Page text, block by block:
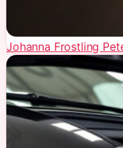
Johanna Frostling